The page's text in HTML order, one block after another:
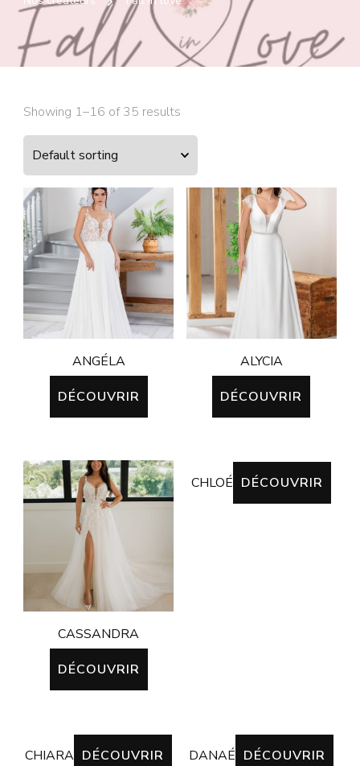
Showing 1–16 of 35 results
ANGÉLA
DÉCOUVRIR
ALYCIA
DÉCOUVRIR
CASSANDRA
DÉCOUVRIR
CHLOÉ DÉCOUVRIR
CHIARA DÉCOUVRIR DANAÉ DÉCOUVRIR